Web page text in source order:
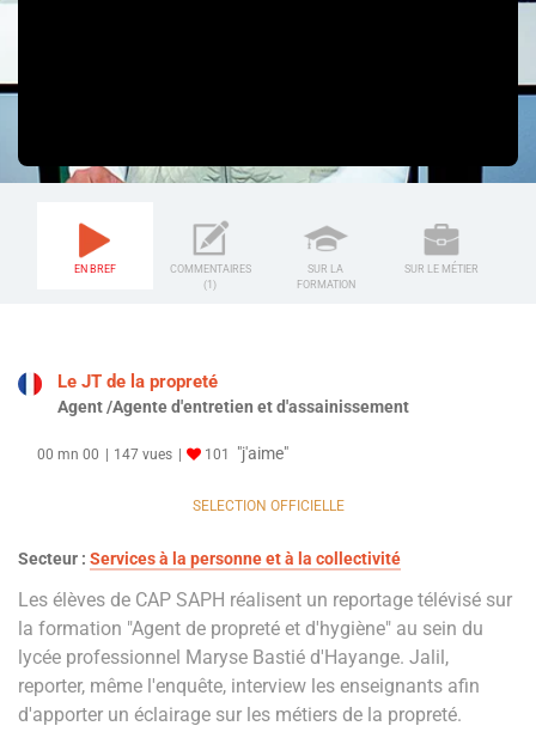
EN BREF
COMMENTAIRES
(1)
SUR LA
FORMATION
SUR LE MÉTIER
Le JT de la propreté
Agent /Agente d'entretien et d'assainissement
00 mn 00 147 vues 101 "j'aime"
SELECTION OFFICIELLE
Secteur : Services à la personne et à la collectivité
Les élèves de CAP SAPH réalisent un reportage télévisé sur
la formation "Agent de propreté et d'hygiène" au sein du
lycée professionnel Maryse Bastié d'Hayange. Jalil,
reporter, même l'enquête, interview les enseignants afin
d'apporter un éclairage sur les métiers de la propreté.